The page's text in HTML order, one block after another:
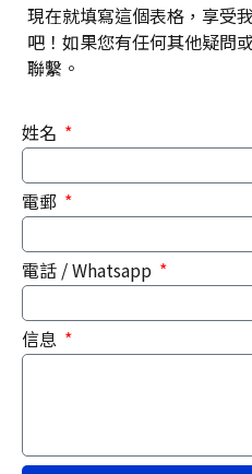
現在就填寫這個表格，享受
吧！如果您有任何其他疑問
聯繫。
姓名
電郵
電話 / Whatsapp
信息